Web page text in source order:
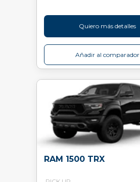
Quiero más detalles
Añadir al comparador
RAM 1500 TRX